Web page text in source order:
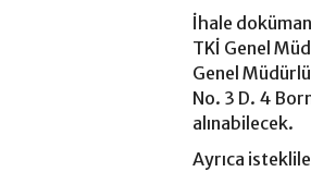
İhale
TKİ Genel
Genel
No. 3 D. 4
alınabilecek.
Ayrıca